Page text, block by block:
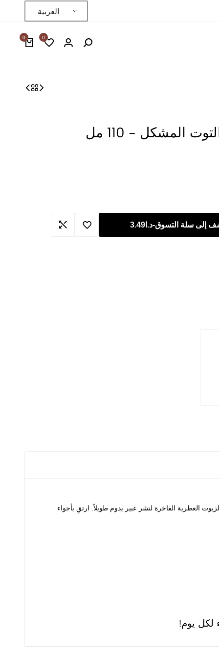
العربية
0
0
المشكل - 110 مل
إلى سلة التسوق-د.ا 3.49
العطرية الفاخرة لنشر عبير يدوم طويلاً. ارتقِ بأجواء
يوم!